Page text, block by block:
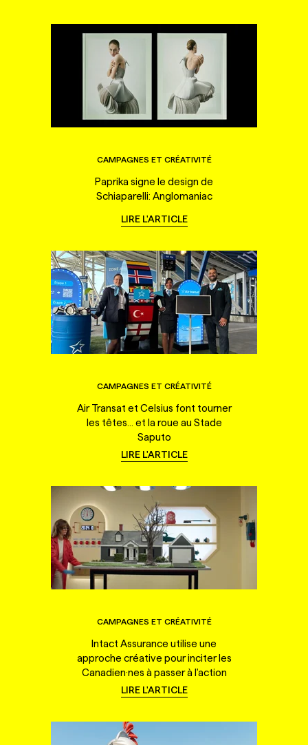
CAMPAGNES ET CRÉATIVITÉ
Paprika signe le design de
Schiaparelli: Anglomaniac
LIRE L'ARTICLE
CAMPAGNES ET CRÉATIVITÉ
Air Transat et Celsius font tourner
les têtes... et la roue au Stade
Saputo
LIRE L'ARTICLE
CAMPAGNES ET CRÉATIVITÉ
Intact Assurance utilise une
approche créative pour inciter les
Canadien·nes à passer à l'action
LIRE L'ARTICLE